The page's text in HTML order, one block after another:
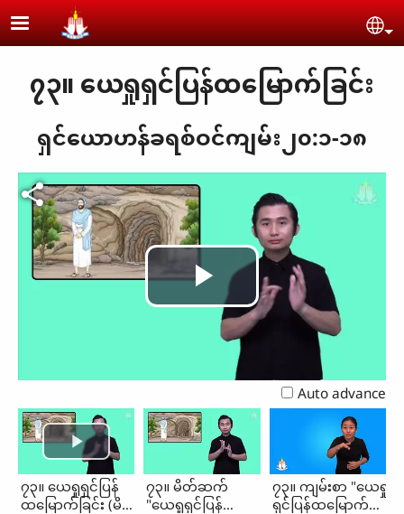
Skip to main content
၇၃။ ယေရှုရှင်ပြန်ထမြောက်ခြင်း
ရှင်ယောဟန်ခရစ်ဝင်ကျမ်း၂၀:၁-၁၈
Play
Video
Auto advance
၇၃။ ယေရှုရှင်ပြန်
ထမြောက်ခြင်း (မိတ်
၇၃။ မိတ်ဆက်
"ယေရှုရှင်ပြန်
၇၃။ ကျမ်းစာ "ယေရှု
ရှင်ပြန်ထမြောက်